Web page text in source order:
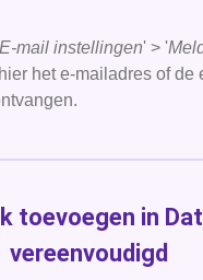
E-mail instellingen' > '
het e-mailadres of de
toevoegen in
vereenvoudigd